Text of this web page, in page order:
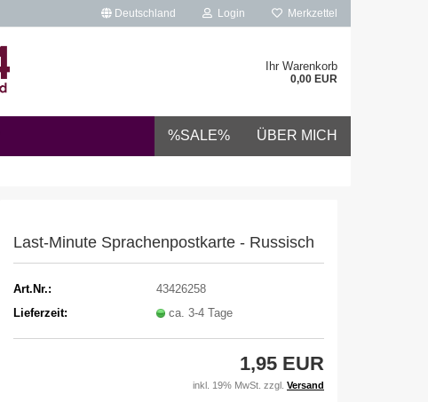
Deutschland Login Merkzettel
Ihr Warenkorb
0,00 EUR
%SALE% ÜBER MICH
Last-Minute Sprachenpostkarte - Russisch
Art.Nr.:
43426258
Lieferzeit:
ca. 3-4 Tage
1,95 EUR
inkl. 19% MwSt. zzgl. Versand